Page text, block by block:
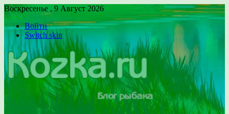
Воскресенье , 9 Август 2026
Войти
Switch skin